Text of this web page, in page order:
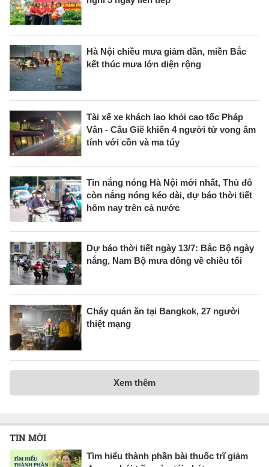
Hà Nội chiều mưa giảm dần, miền Bắc
kết thúc mưa lớn diện rộng
Tài xế xe khách lao khỏi cao tốc Pháp
Vân - Cầu Giẽ khiến 4 người tử vong âm
tính với cồn và ma túy
Tin nắng nóng Hà Nội mới nhất, Thủ đô
còn nắng nóng kéo dài, dự báo thời tiết
hôm nay trên cả nước
Dự báo thời tiết ngày 13/7: Bắc Bộ ngày
nắng, Nam Bộ mưa dông về chiều tối
Cháy quán ăn tại Bangkok, 27 người
thiệt mạng
Xem thêm
TIN MỚI
Tìm hiểu thành phần bài thuốc trĩ giảm